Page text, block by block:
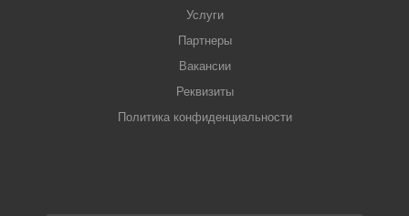
Услуги
Партнеры
Вакансии
Реквизиты
Политика конфиденциальности